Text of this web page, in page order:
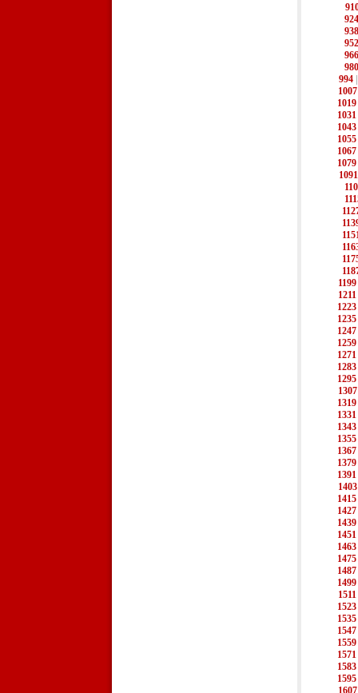
924
938
952
966
980
994
1007
1019
1031
1043
1055
1067
1079
1091
1199
1211
1223
1235
1247
1259
1271
1283
1295
1307
1319
1331
1343
1355
1367
1379
1391
1403
1415
1427
1439
1451
1463
1475
1487
1499
1511
1523
1535
1547
1559
1571
1583
1595
1607